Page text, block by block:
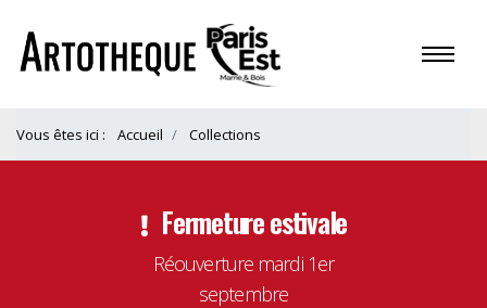
Vous êtes ici : Accueil Collections
Fermeture estivale
Réouverture mardi 1er
septembre